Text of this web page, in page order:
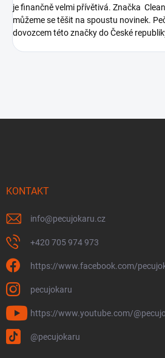
je finančně velmi přívětivá. Značka
můžeme se těšit na spoustu novinek.
dovozcem této značky do České
KONTAKT
info@pecujokaru.cz
+420 705 974 973
https://www.facebook.com/
pecujokaru
https://www.youtube.com/
@pecujokaru